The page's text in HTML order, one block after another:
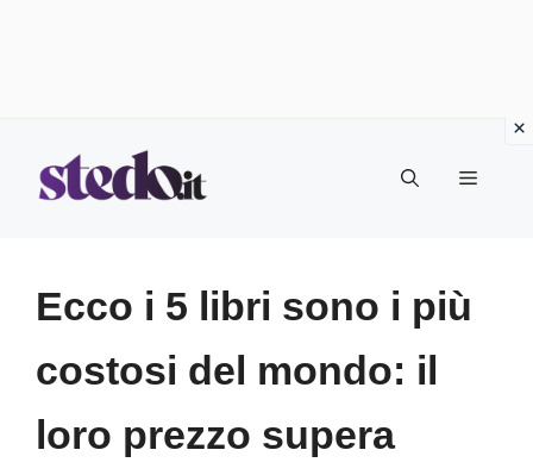
Menu
Ecco i 5 libri sono i più
costosi del mondo: il
loro prezzo supera